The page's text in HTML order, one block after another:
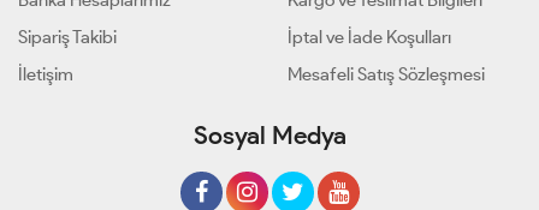
Sipariş Takibi
İletişim
İptal ve İade Koşulları
Mesafeli Satış Sözleşmesi
Sosyal Medya